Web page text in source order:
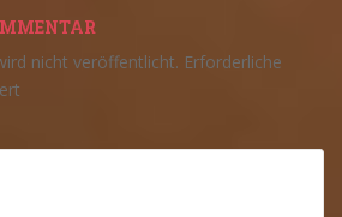
nicht veröffentlicht. Erforderliche